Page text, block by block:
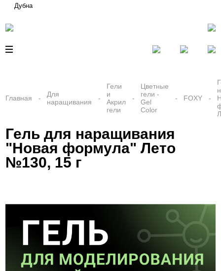
Дубна
Главная
Для
наращивания
Гели
и
Акрил
гели
Цветные
гели -
Gel
Color
FOXY
Гель для наращивания
"Новая формула" Лето
№130, 15 г